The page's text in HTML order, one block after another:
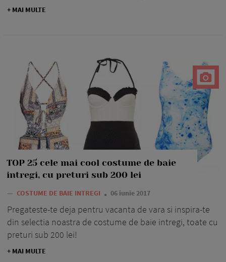
+ MAI MULTE
TOP 25 cele mai cool costume de baie
intregi, cu preturi sub 200 lei
— COSTUME DE BAIE INTREGI 06 iunie 2017
Pregateste-te deja pentru vacanta de vara si inspira-te
din selectia noastra de costume de baie intregi, toate cu
preturi sub 200 lei!
+ MAI MULTE